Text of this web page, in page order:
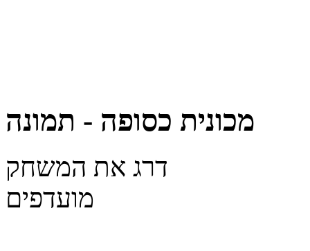
מכונית כסופה - תמונה
דרג את המשחק
מועדפים